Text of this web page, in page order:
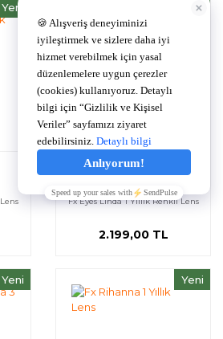
Yeni Yeni
Fx Eyes
Fx Eyes Linda 1 Yıllık Renkli Lens
2.199,00 TL
Yeni Yeni